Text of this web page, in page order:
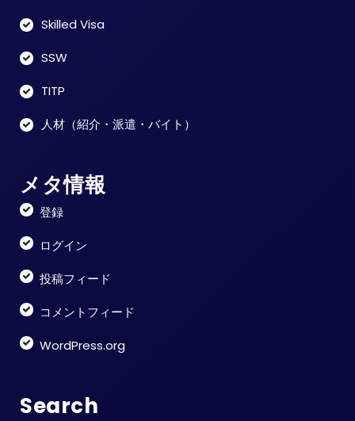
Skilled Visa
SSW
TITP
人材（紹介・派遣・バイト）
メタ情報
登録
ログイン
投稿フィード
コメントフィード
WordPress.org
Search